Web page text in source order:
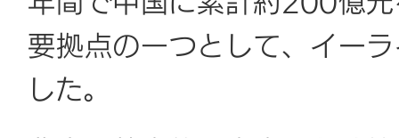
要拠点の一つとして、イー
した。